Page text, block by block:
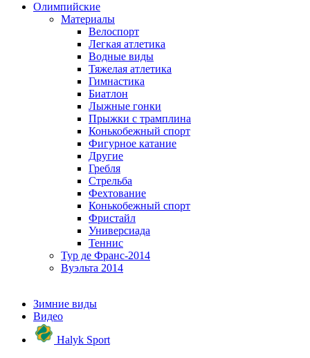
Олимпийские
Материалы
Велоспорт
Легкая атлетика
Водные виды
Тяжелая атлетика
Гимнастика
Биатлон
Лыжные гонки
Прыжки с трамплина
Конькобежный спорт
Фигурное катание
Другие
Гребля
Стрельба
Фехтование
Конькобежный спорт
Фристайл
Универсиада
Теннис
Тур де Франс-2014
Вуэльта 2014
Зимние виды
Видео
Halyk Sport